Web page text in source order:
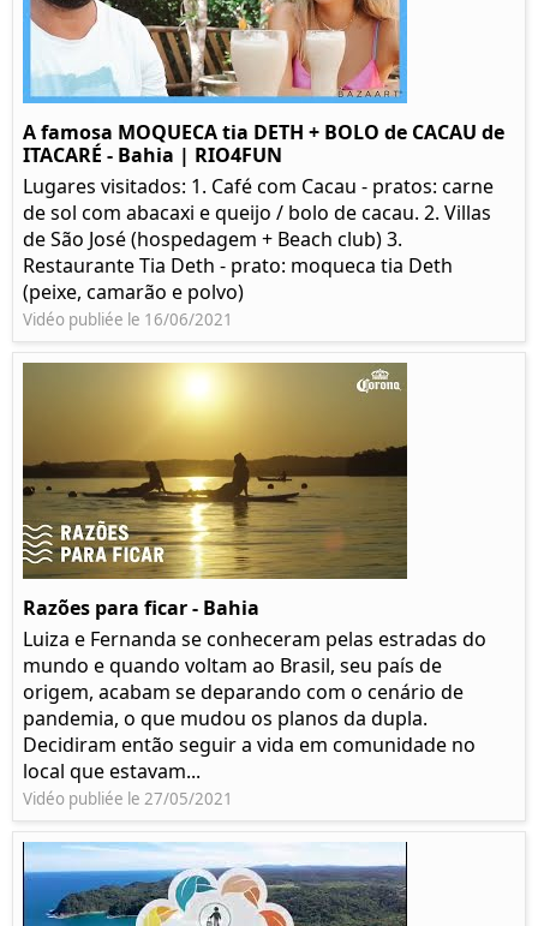
A famosa MOQUECA tia DETH + BOLO de CACAU de
ITACARÉ - Bahia | RIO4FUN
Lugares visitados: 1. Café com Cacau - pratos: carne
de sol com abacaxi e queijo / bolo de cacau. 2. Villas
de São José (hospedagem + Beach club) 3.
Restaurante Tia Deth - prato: moqueca tia Deth
(peixe, camarão e polvo)
Vidéo publiée le 16/06/2021
Razões para ficar - Bahia
Luiza e Fernanda se conheceram pelas estradas do
mundo e quando voltam ao Brasil, seu país de
origem, acabam se deparando com o cenário de
pandemia, o que mudou os planos da dupla.
Decidiram então seguir a vida em comunidade no
local que estavam...
Vidéo publiée le 27/05/2021